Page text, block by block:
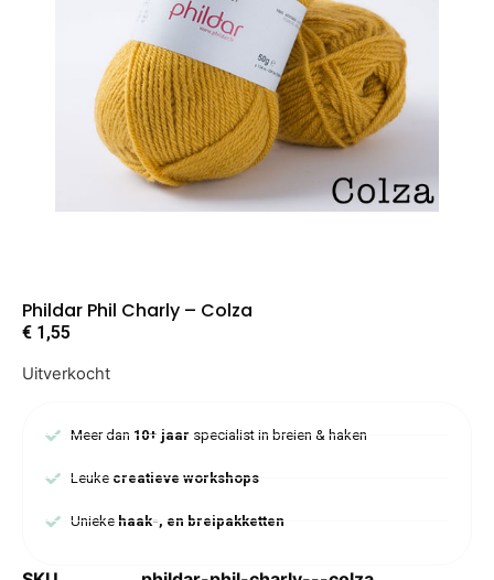
Phildar Phil Charly – Colza
€ 1,55
Uitverkocht
Meer dan 10+ jaar specialist in breien & haken
Leuke creatieve workshops
Uniekehaak-, en breipakketten